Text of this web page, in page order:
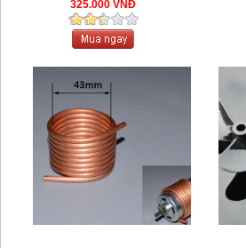
325.000 VNĐ